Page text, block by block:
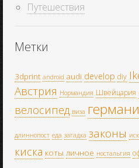
Путешествия
Метки
3dprint android audi develop diy
Австрия Нормандия Швейцария
велосипед виза
длиннопост еда загадка законы
киска коты личное ностальгия